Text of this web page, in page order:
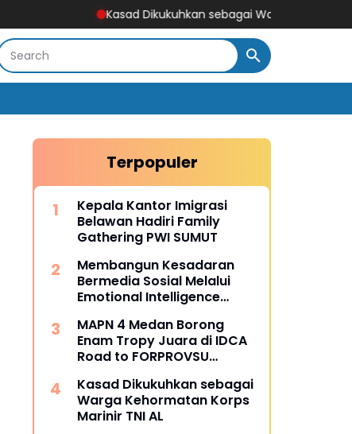
Kasad Dikukuhkan sebagai Warga Kehormatan
Terpopuler
Kepala Kantor Imigrasi
Belawan Hadiri Family
Gathering PWI SUMUT
Membangun Kesadaran
Bermedia Sosial Melalui
Emotional Intelligence
CyberbullyingGilang
Adriyan - Mahasiswa
Universitas Siber Asia
MAPN 4 Medan Borong
Enam Tropy Juara di IDCA
Road to FORPROVSU
Kasad Dikukuhkan sebagai
Warga Kehormatan Korps
Marinir TNI AL